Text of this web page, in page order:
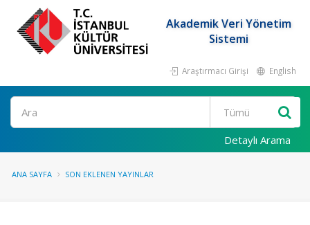
Akademik Veri Yönetim
Sistemi
Araştırmacı Girişi English
Ara
Detaylı Arama
ANA SAYFA SON EKLENEN YAYINLAR